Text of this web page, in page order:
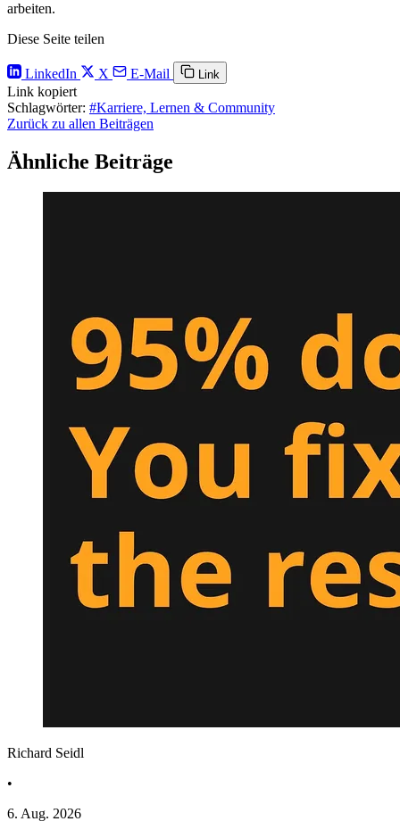
arbeiten.
Diese Seite teilen
LinkedIn X E-Mail Link
Link kopiert
Schlagwörter: #Karriere, Lernen & Community
Zurück zu allen Beiträgen
Ähnliche Beiträge
Richard Seidl
•
6. Aug. 2026